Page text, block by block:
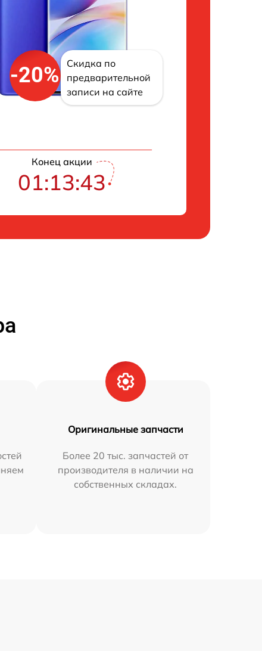
-20%
Скидка по
предварительной
записи на сайте
Конец акции
01:13:42
Оригинальные запчасти
Более 20 тыс. запчастей от
производителя в наличии на
собственных складах.